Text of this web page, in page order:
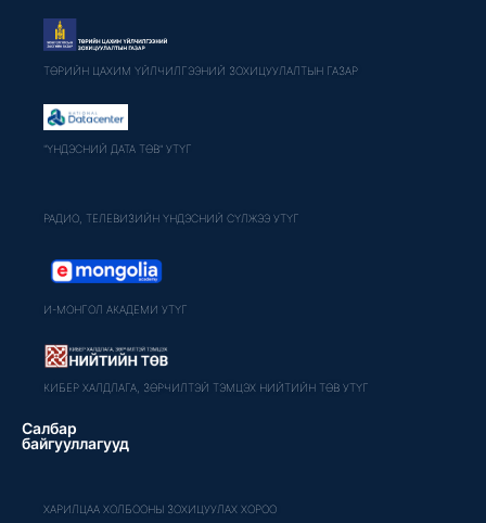
ТӨРИЙН ЦАХИМ ҮЙЛЧИЛГЭЭНИЙ ЗОХИЦУУЛАЛТЫН ГАЗАР
"ҮНДЭСНИЙ ДАТА ТӨВ" УТҮГ
РАДИО, ТЕЛЕВИЗИЙН ҮНДЭСНИЙ СҮЛЖЭЭ УТҮГ
И-МОНГОЛ АКАДЕМИ УТҮГ
КИБЕР ХАЛДЛАГА, ЗӨРЧИЛТЭЙ ТЭМЦЭХ НИЙТИЙН ТӨВ УТҮГ
Салбар
байгууллагууд
ХАРИЛЦАА ХОЛБООНЫ ЗОХИЦУУЛАХ ХОРОО